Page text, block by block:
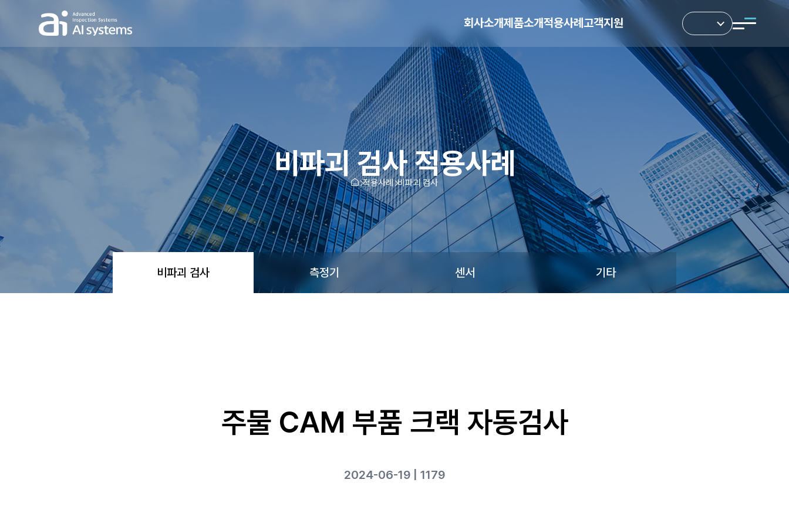
회사소개제품소개적용사례 고객지원
비파괴 검사 적용사례
적용사례 비파괴 검사
비파괴 검사 측정기 센서 기타
주물 CAM 부품 크랙 자동검사
2024-06-19 | 1179